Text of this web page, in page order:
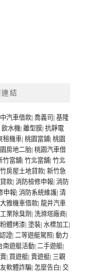
連結
汽車借款| 喬義司 | 基隆
飲水機| 離型膜| 抗靜電
租機車| 桃園當鋪| 桃園
房地二胎| 桃園汽車借
竹當舖| 竹北當舖| 竹北
房屋土地貸款| 新竹急
款| 消防檢修申報| 消防
申報| 消防系統維護| 清
大雅機車借款| 龍井汽車
業除臭劑 | 洗滌塔廠商|
粉體烤漆| 塗裝| 水標加工|
證| 二等遊艇駕照| 動力
南遊艇活動| 二手遊艇|
| 買遊艇| 賣遊艇| 三觀
軟體詐騙| 怎麼告白| 交